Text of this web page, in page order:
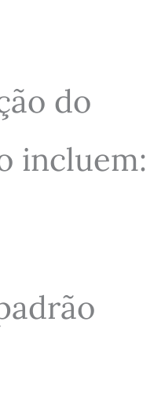
do
incluem: